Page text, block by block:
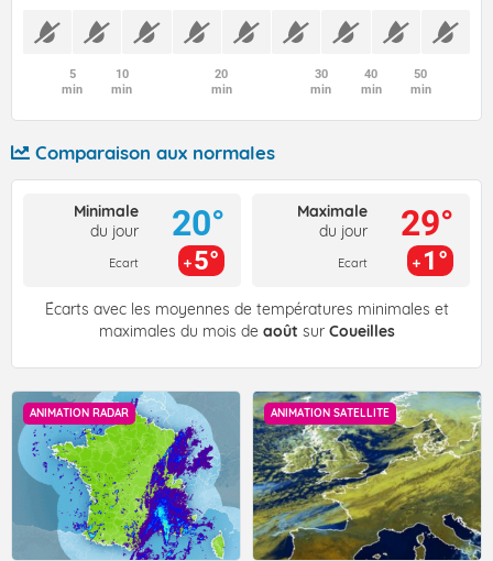
5
min
10
min
20
min
30
min
40
min
50
min
Comparaison aux normales
Minimale
du jour
Ecart
20°
5°
Maximale
du jour
Ecart
29°
1°
Écarts avec les moyennes de températures minimales et
maximales du mois de août sur Coueilles
ANIMATION RADAR ANIMATION SATELLITE